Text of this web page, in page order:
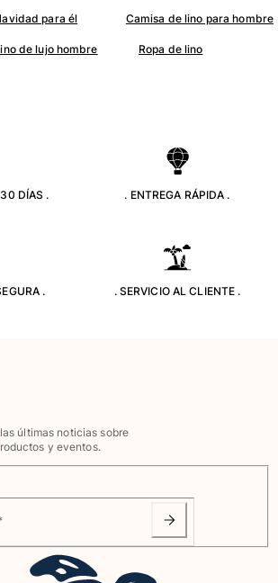
baño Bordados
de baño
mágicos
a-porter
para él Camisa de lino para hombre
de lujo hombre Ropa de lino
DÍAS . . ENTREGA RÁPIDA .
. . SERVICIO AL CLIENTE .
últimas noticias sobre
y eventos.